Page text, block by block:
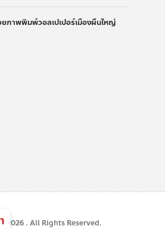
ภาพพิมพ์วอลเปเปอร์เมืองผืนใหญ่
2026 . All Rights Reserved.